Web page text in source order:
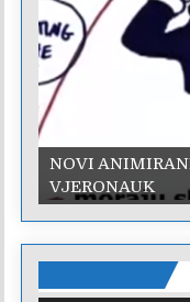
NOVI
VJERONAUK